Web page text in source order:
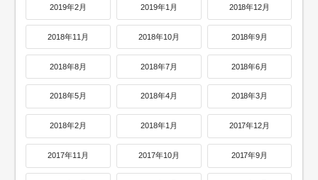
2019年2月 2019年1月 2018年12月
2018年11月 2018年10月 2018年9月
2018年8月 2018年7月 2018年6月
2018年5月 2018年4月 2018年3月
2018年2月 2018年1月 2017年12月
2017年11月 2017年10月 2017年9月